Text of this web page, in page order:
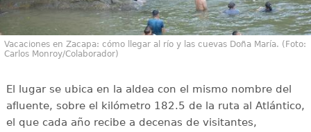
Vacaciones en Zacapa: cómo llegar al río y las cuevas Doña María. (Foto:
Carlos Monroy/Colaborador)
El lugar se ubica en la aldea con el mismo nombre del
afluente, sobre el kilómetro 182.5 de la ruta al Atlántico,
el que cada año recibe a decenas de visitantes,